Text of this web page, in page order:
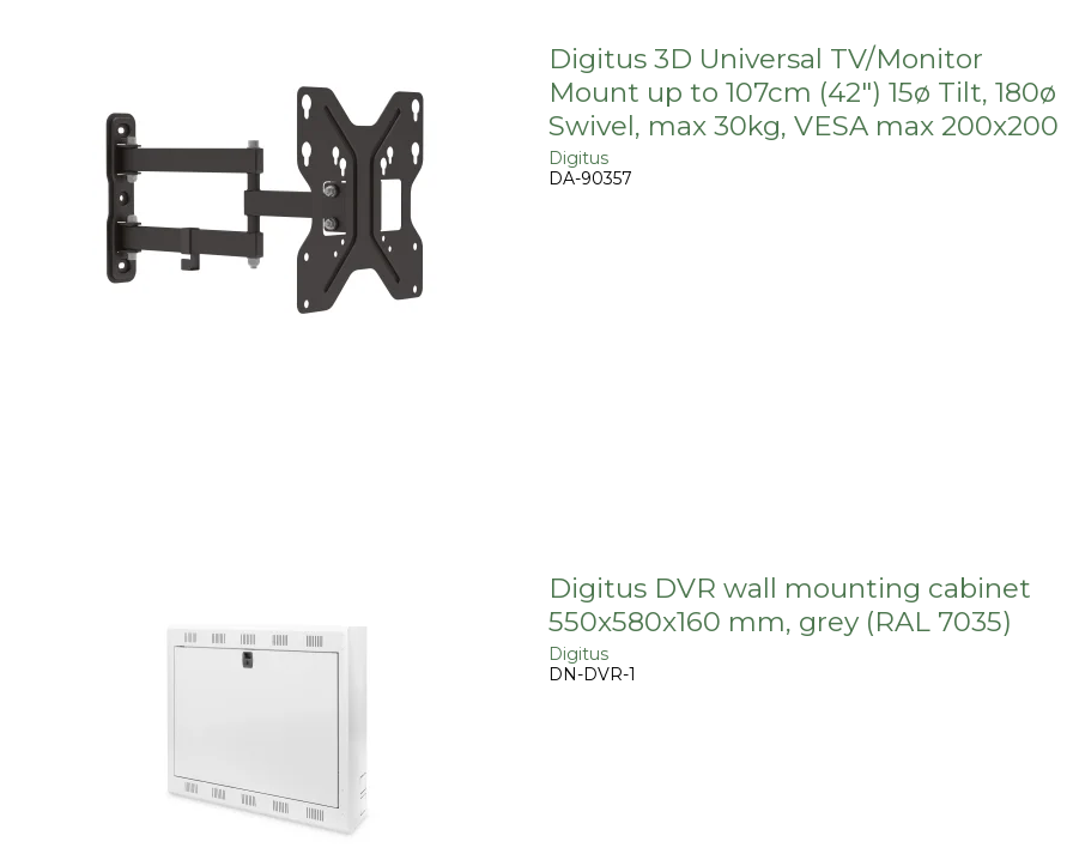
Digitus 3D Universal TV/Monitor
Mount up to 107cm (42") 15ø Tilt, 180ø
Swivel, max 30kg, VESA max 200x200
Digitus
DA-90357
Digitus DVR wall mounting cabinet
550x580x160 mm, grey (RAL 7035)
Digitus
DN-DVR-1